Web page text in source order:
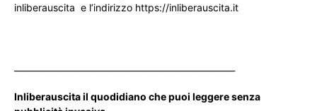
inliberauscita e l’indirizzo https://inliberauscita.it
Inliberauscita il quodidiano che puoi leggere senza